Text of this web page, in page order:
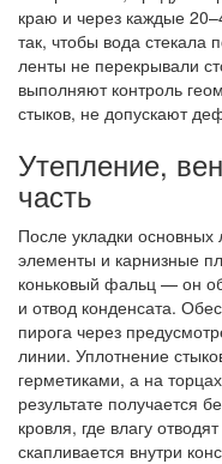
краю и через каждые
так, чтобы вода стекала
ленты не перекрывали
выполняют контроль
стыков, не допускают
Утепление,
часть
После укладки основных
элементы и карнизные
коньковый фальц — он
и отвод конденсата.
пирога через
линии. Уплотнение
герметиками, а на
результате получается
кровля, где влагу
скапливается внутри